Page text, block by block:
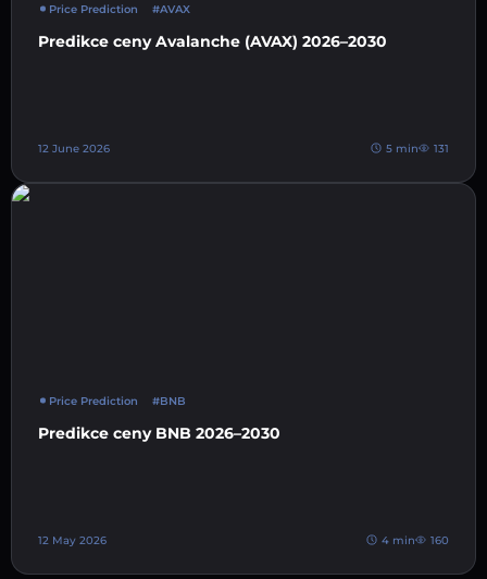
Price Prediction #AVAX
Predikce ceny Avalanche (AVAX) 2026–2030
12 June 2026 5 min 131
Price Prediction #BNB
Predikce ceny BNB 2026–2030
12 May 2026 4 min 160